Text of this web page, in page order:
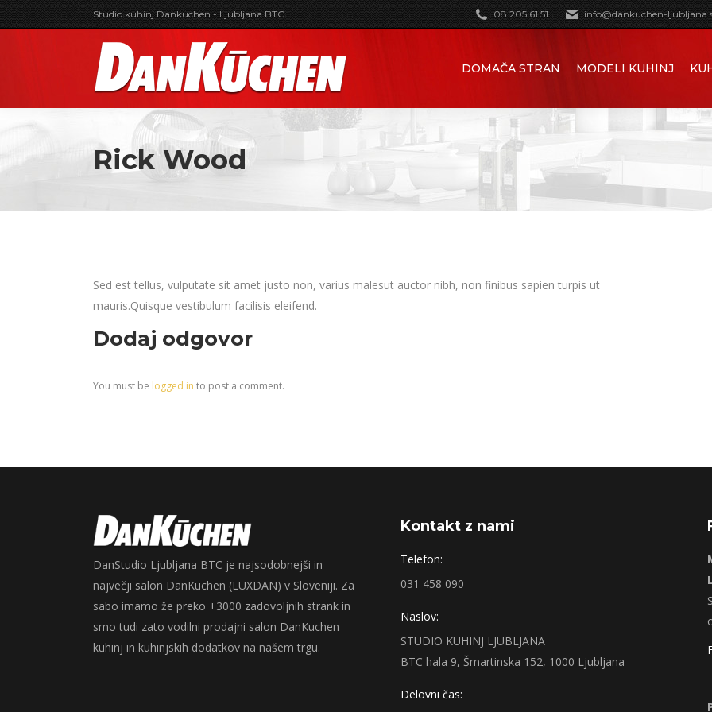
Studio kuhinj Dankuchen - Ljubljana BTC 08 205 61 51 info@dankuchen-
DOMAČA STRAN MODELI KUHINJ
Rick Wood
Sed est tellus, vulputate sit amet justo non, varius malesut auctor nibh, non finibus sapien turpis ut
mauris.Quisque vestibulum facilisis eleifend.
Dodaj odgovor
You must be logged in to post a comment.
DanStudio Ljubljana BTC je najsodobnejši in
največji salon DanKuchen (LUXDAN) v Sloveniji. Za
sabo imamo že preko +3000 zadovoljnih strank in
smo tudi zato vodilni prodajni salon DanKuchen
kuhinj in kuhinjskih dodatkov na našem trgu.
Kontakt z nami
Telefon:
031 458 090
Naslov:
STUDIO KUHINJ LJUBLJANA
BTC hala 9, Šmartinska 152, 1000 Ljubljana
Delovni čas: